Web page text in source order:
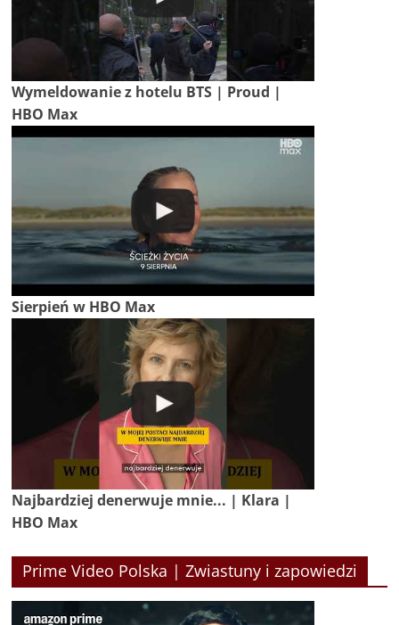
Wymeldowanie z hotelu BTS | Proud |
HBO Max
Sierpień w HBO Max
Najbardziej denerwuje mnie... | Klara |
HBO Max
Prime Video Polska | Zwiastuny i zapowiedzi